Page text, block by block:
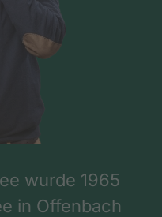
wurde 1965
in Offenbach